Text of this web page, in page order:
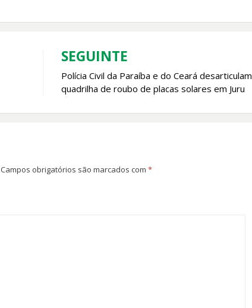
SEGUINTE
Polícia Civil da Paraíba e do Ceará desarticulam
quadrilha de roubo de placas solares em Juru
Campos obrigatórios são marcados com *